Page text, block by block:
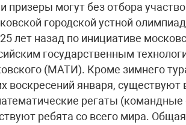
призеры могут без отбора
городской устной
лет назад по инициативе
государственным
(МАТИ). Кроме зимнего
воскресений января, существуют
регаты (командные
ребята со всего мира.